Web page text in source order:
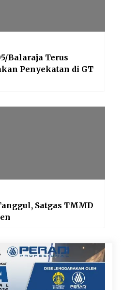
Balaraja Terus
Penyekatan di GT
Satgas TMMD